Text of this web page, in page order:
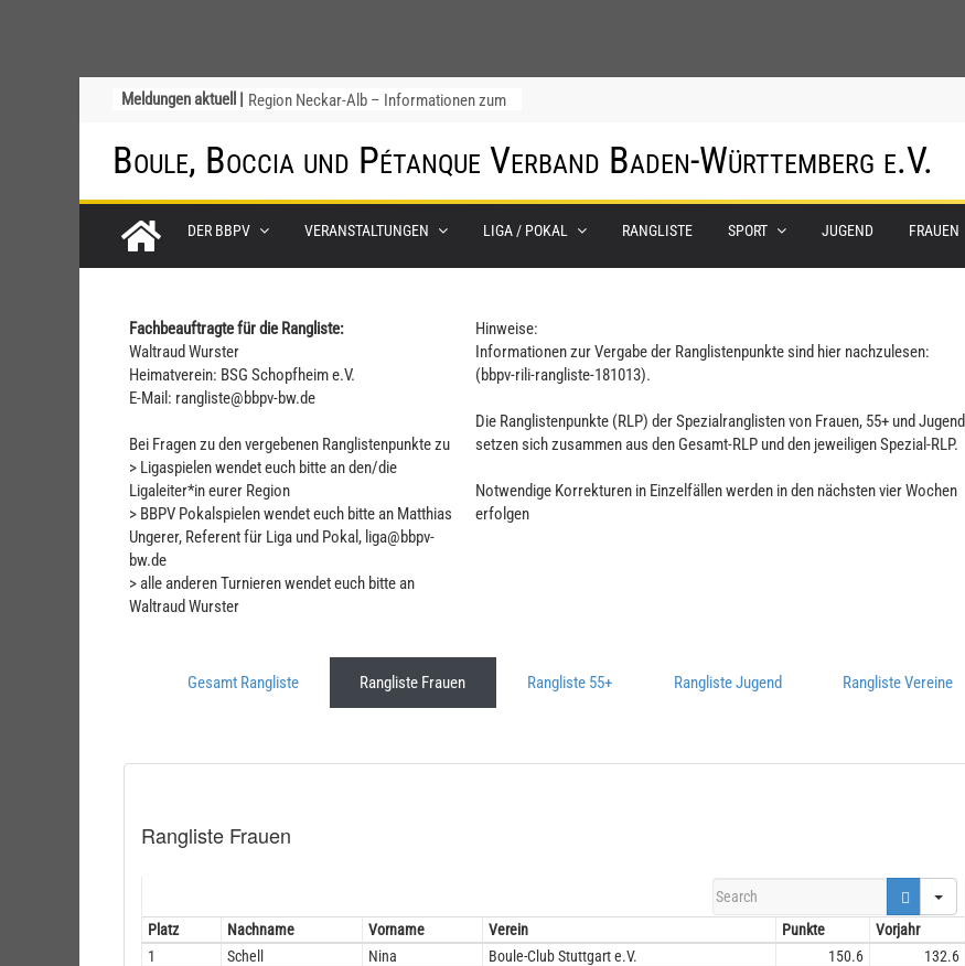
Meldungen aktuell | Region Neckar-Alb – Informationen zum
Startliste DM-Qualifikation Doublette
2026
Ligapokal Mittelbaden
Boule, Boccia und Pétanque Verband Baden-Württemberg e.V.
DER BBPV VERANSTALTUNGEN LIGA / POKAL RANGLISTE SPORT JUGEND FRAUEN
Fachbeauftragte für die Rangliste:
Waltraud Wurster
Heimatverein: BSG Schopfheim e.V.
E-Mail: rangliste@bbpv-bw.de
Bei Fragen zu den vergebenen Ranglistenpunkte zu
> Ligaspielen wendet euch bitte an den/die
Ligaleiter*in eurer Region
> BBPV Pokalspielen wendet euch bitte an Matthias
Ungerer, Referent für Liga und Pokal, liga@bbpv-
bw.de
> alle anderen Turnieren wendet euch bitte an
Waltraud Wurster
Hinweise:
Informationen zur Vergabe der Ranglistenpunkte sind hier nachzulesen:
(bbpv-rili-rangliste-181013).
Die Ranglistenpunkte (RLP) der Spezialranglisten von Frauen, 55+ und Jugend
setzen sich zusammen aus den Gesamt-RLP und den jeweiligen Spezial-RLP.
Notwendige Korrekturen in Einzelfällen werden in den nächsten vier Wochen
erfolgen
Gesamt Rangliste Rangliste Frauen Rangliste 55+ Rangliste Jugend Rangliste Vereine
Rangliste Frauen
e
r
Platz Nachname Vorname Verein Punkte
Vorjahr
1
Schell Nina Boule-Club Stuttgart e.V. 150.6
132.6